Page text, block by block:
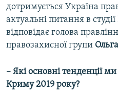
дотримується Україна
актуальні питання в студії
відповідає голова
правозахисної групи
– Які основні тенденції
Криму 2019 року?